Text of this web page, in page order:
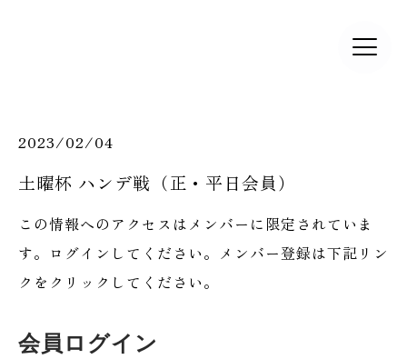
2023/02/04
土曜杯 ハンデ戦（正・平日会員）
この情報へのアクセスはメンバーに限定されていま
す。ログインしてください。メンバー登録は下記リン
クをクリックしてください。
会員ログイン